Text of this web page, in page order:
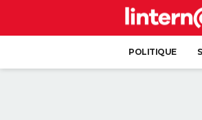
POLITIQUE